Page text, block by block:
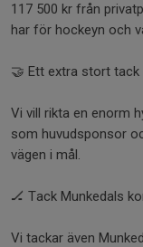
117 500 kr från
har för hockeyn och
🤝 Ett extra stort tack
Vi vill rikta en enorm
som huvudsponsor
vägen i mål.
🏒 Tack Munkedals
Vi tackar även